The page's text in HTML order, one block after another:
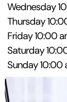
Wednesday
Thursday
Friday 10:00
Saturday
Sunday